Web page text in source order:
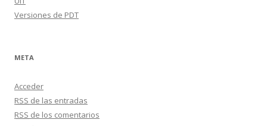
Versiones de PDT
META
Acceder
RSS de las entradas
RSS de los comentarios